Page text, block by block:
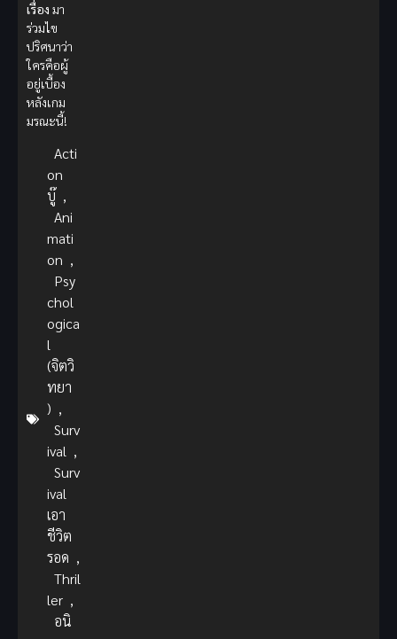
เรื่อง มา
ร่วมไข
ปริศนาว่า
ใครคือผู้
อยู่เบื้อง
หลังเกม
มรณะนี้!
Acti
on
บู๊ ,
Ani
mati
on ,
Psy
chol
ogica
l
(จิตวิ
ทยา
) ,
Surv
ival ,
Surv
ival
เอา
ชีวิต
รอด ,
Thril
ler ,
อนิ